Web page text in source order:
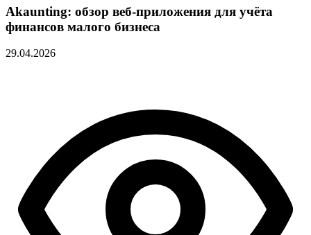
Akaunting: обзор веб-приложения для учёта
финансов малого бизнеса
29.04.2026